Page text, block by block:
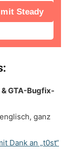
Steady
GTA-Bugfix-
ganz
Dank an „t0st“